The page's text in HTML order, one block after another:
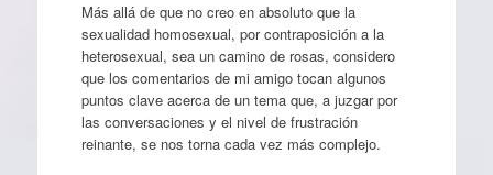
Más allá de que no creo en absoluto que la
sexualidad homosexual, por contraposición a la
heterosexual, sea un camino de rosas, considero
que los comentarios de mi amigo tocan algunos
puntos clave acerca de un tema que, a juzgar por
las conversaciones y el nivel de frustración
reinante, se nos torna cada vez más complejo.